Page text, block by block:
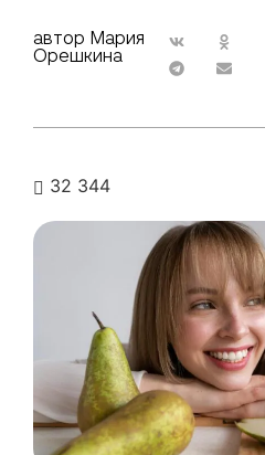
автор Мария
Орешкина
32 344